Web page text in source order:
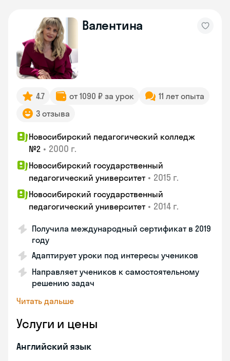
Валентина
4.7 от 1090 ₽ за урок
11 лет опыта
3 отзыва
Новосибирский педагогический колледж
№2 • 2000 г.
Новосибирский государственный
педагогический университет • 2015 г.
Новосибирский государственный
педагогический университет • 2014 г.
Получила международный сертификат в 2019
году
Адаптирует уроки под интересы учеников
Направляет учеников к самостоятельному
решению задач
Читать дальше
Услуги и цены
Английский язык